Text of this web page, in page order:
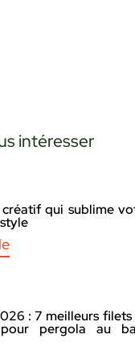
intéresser
créatif qui sublime
: 7 meilleurs filets
pergola au